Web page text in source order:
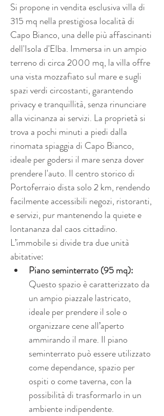
Si propone in vendita esclusiva villa di
315 mq nella prestigiosa località di
Capo Bianco, una delle più affascinanti
dell'Isola d'Elba. Immersa in un ampio
terreno di circa 2000 mq, la villa offre
una vista mozzafiato sul mare e sugli
spazi verdi circostanti, garantendo
privacy e tranquillità, senza rinunciare
alla vicinanza ai servizi. La proprietà si
trova a pochi minuti a piedi dalla
rinomata spiaggia di Capo Bianco,
ideale per godersi il mare senza dover
prendere l'auto. Il centro storico di
Portoferraio dista solo 2 km, rendendo
facilmente accessibili negozi, ristoranti,
e servizi, pur mantenendo la quiete e
lontananza dal caos cittadino.
L’immobile si divide tra due unità
abitative:
Piano seminterrato (95 mq):
Questo spazio è caratterizzato da
un ampio piazzale lastricato,
ideale per prendere il sole o
organizzare cene all’aperto
ammirando il mare. Il piano
seminterrato può essere utilizzato
come dependance, spazio per
ospiti o come taverna, con la
possibilità di trasformarlo in un
ambiente indipendente.